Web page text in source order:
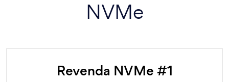
NVMe
Revenda NVMe #1